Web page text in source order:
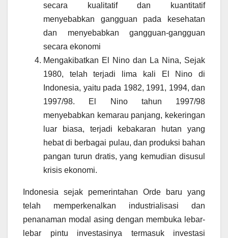
secara kualitatif dan kuantitatif
menyebabkan gangguan pada kesehatan
dan menyebabkan gangguan-gangguan
secara ekonomi
Mengakibatkan El Nino dan La Nina, Sejak
1980, telah terjadi lima kali El Nino di
Indonesia, yaitu pada 1982, 1991, 1994, dan
1997/98. El Nino tahun 1997/98
menyebabkan kemarau panjang, kekeringan
luar biasa, terjadi kebakaran hutan yang
hebat di berbagai pulau, dan produksi bahan
pangan turun dratis, yang kemudian disusul
krisis ekonomi.
Indonesia sejak pemerintahan Orde baru yang
telah memperkenalkan industrialisasi dan
penanaman modal asing dengan membuka lebar-
lebar pintu investasinya termasuk investasi